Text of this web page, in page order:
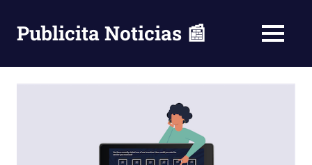
contenido
Publicita Noticias 📰 MENÚ